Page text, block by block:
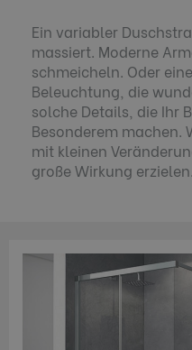
Ein variabler
massiert. Moderne
schmeicheln. Oder
Beleuchtung, die
solche Details, die Ihr
Besonderem machen.
mit kleinen
große Wirkung erzielen.